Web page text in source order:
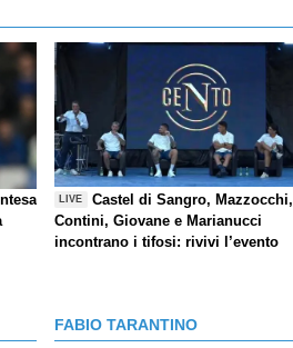
LIVE
Castel di Sangro, Mazzocchi,
Contini, Giovane e Marianucci
incontrano i tifosi: rivivi l’evento
FABIO TARANTINO